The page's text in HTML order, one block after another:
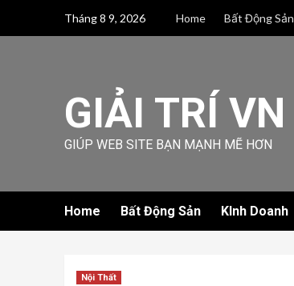
Tháng 8 9, 2026 Home Bất Động Sản
GIẢI TRÍ VN
GIÚP WEB SITE BẠN MẠNH MẼ HƠN
Home Bất Động Sản KInh Doanh
Nội Thất